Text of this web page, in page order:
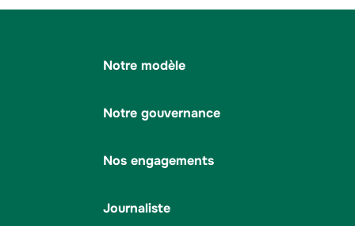
Notre modèle
Notre gouvernance
Nos engagements
Journaliste